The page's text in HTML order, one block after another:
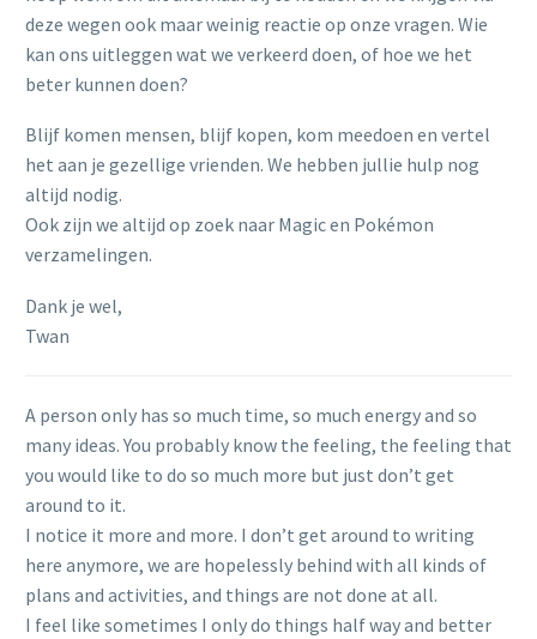
deze wegen ook maar weinig reactie op onze vragen. Wie
kan ons uitleggen wat we verkeerd doen, of hoe we het
beter kunnen doen?
Blijf komen mensen, blijf kopen, kom meedoen en vertel
het aan je gezellige vrienden. We hebben jullie hulp nog
altijd nodig.
Ook zijn we altijd op zoek naar Magic en Pokémon
verzamelingen.
Dank je wel,
Twan
A person only has so much time, so much energy and so
many ideas. You probably know the feeling, the feeling that
you would like to do so much more but just don’t get
around to it.
I notice it more and more. I don’t get around to writing
here anymore, we are hopelessly behind with all kinds of
plans and activities, and things are not done at all.
I feel like sometimes I only do things half way and better